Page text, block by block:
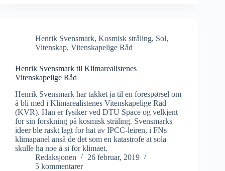
Henrik Svensmark, Kosmisk stråling, Sol,
Vitenskap, Vitenskapelige Råd
Henrik Svensmark til Klimarealistenes
Vitenskapelige Råd
Henrik Svensmark har takket ja til en forespørsel om
å bli med i Klimarealistenes Vitenskapelige Råd
(KVR). Han er fysiker ved DTU Space og velkjent
for sin forskning på kosmisk stråling. Svensmarks
ideer ble raskt lagt for hat av IPCC-leiren, i FNs
klimapanel anså de det som en katastrofe at sola
skulle ha noe å si for klimaet.
Redaksjonen
26 februar, 2019
5 kommentarer